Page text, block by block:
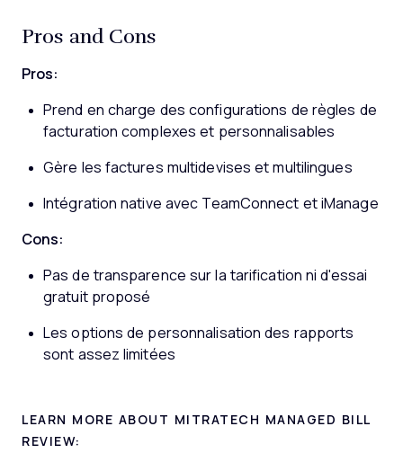
Pros and Cons
Pros:
Prend en charge des configurations de règles de
facturation complexes et personnalisables
Gère les factures multidevises et multilingues
Intégration native avec TeamConnect et iManage
Cons:
Pas de transparence sur la tarification ni d'essai
gratuit proposé
Les options de personnalisation des rapports
sont assez limitées
LEARN MORE ABOUT MITRATECH MANAGED BILL
REVIEW: